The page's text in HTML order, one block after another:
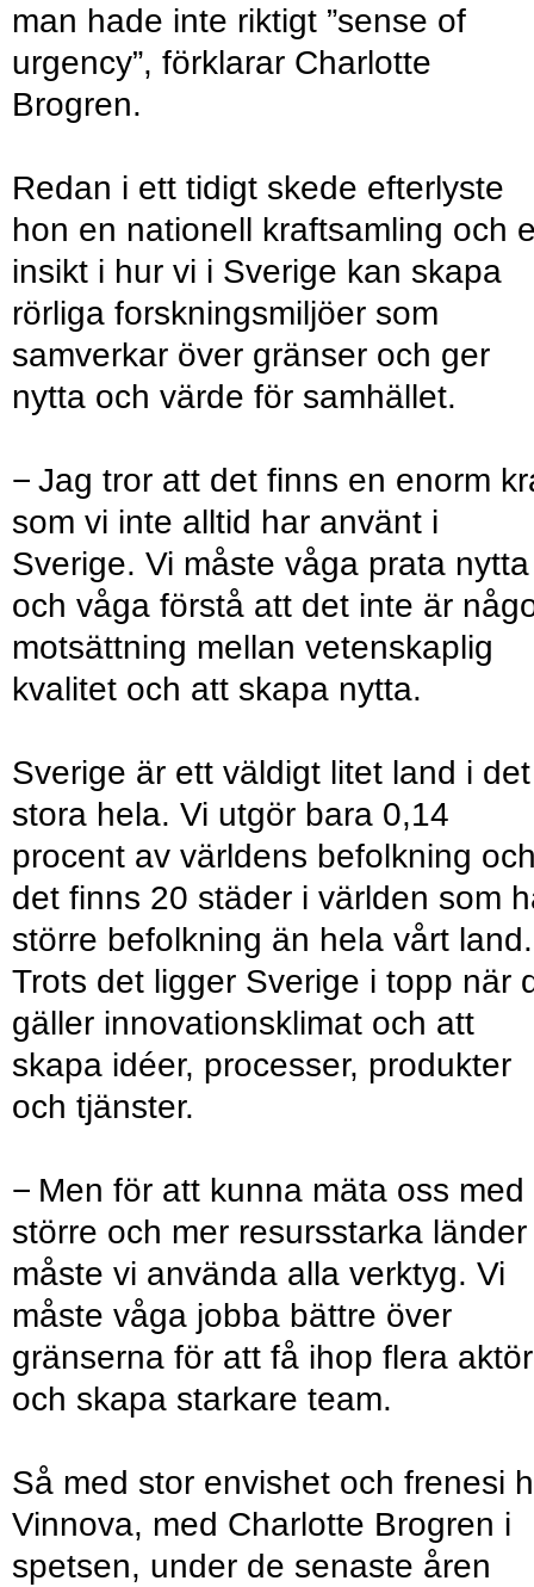
man hade inte riktigt ”sense of
urgency”, förklarar Charlotte
Brogren.
Redan i ett tidigt skede efterlyste
hon en nationell kraftsamling och
insikt i hur vi i Sverige kan skapa
rörliga forskningsmiljöer som
samverkar över gränser och ger
nytta och värde för samhället.
− Jag tror att det finns en enorm
som vi inte alltid har använt i
Sverige. Vi måste våga prata nytta
och våga förstå att det inte är
motsättning mellan vetenskaplig
kvalitet och att skapa nytta.
Sverige är ett väldigt litet land i det
stora hela. Vi utgör bara 0,14
procent av världens befolkning
det finns 20 städer i världen som
större befolkning än hela vårt land.
Trots det ligger Sverige i topp när
gäller innovationsklimat och att
skapa idéer, processer, produkter
och tjänster.
− Men för att kunna mäta oss med
större och mer resursstarka länder
måste vi använda alla verktyg. Vi
måste våga jobba bättre över
gränserna för att få ihop flera
och skapa starkare team.
Så med stor envishet och frenesi
Vinnova, med Charlotte Brogren i
spetsen, under de senaste åren